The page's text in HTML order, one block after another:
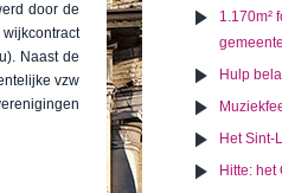
door de
Naast de
vzw
1.170m²
Hulp
Het Sint-
Hitte: het